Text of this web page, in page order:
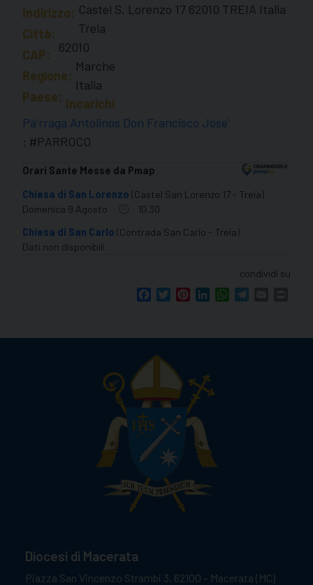
Indirizzo: Castel S. Lorenzo 17 62010 TREIA Italia
Città:
Treia
CAP:
62010
Regione:
Marche
Paese:
Italia
Incarichi
Pa'rraga Antolinos Don Francisco Jose'
: #PARROCO
Orari Sante Messe da Pmap
Chiesa di San Lorenzo (Castel San Lorenzo 17 - Treia)
Domenica 9 Agosto
10.30
Chiesa di San Carlo (Contrada San Carlo - Treia)
Dati non disponibili
condividi su
FacebookTwitterPinterestLinkedInWhatsApp
Diocesi di Macerata
Piazza San Vincenzo Strambi 3, 62100 – Macerata (MC)